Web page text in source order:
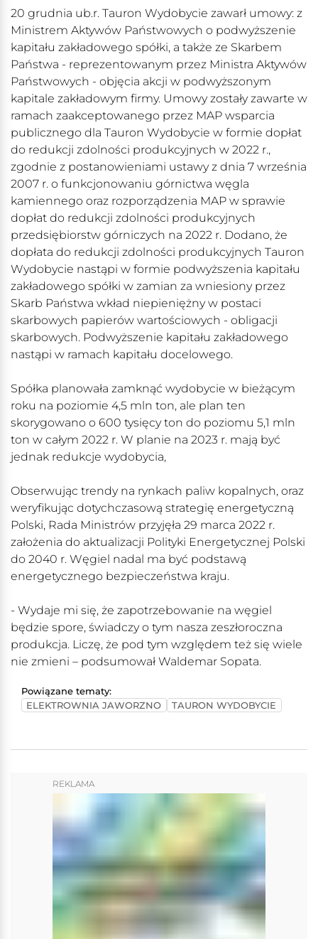
20 grudnia ub.r. Tauron Wydobycie zawarł umowy: z
Ministrem Aktywów Państwowych o podwyższenie
kapitału zakładowego spółki, a także ze Skarbem
Państwa - reprezentowanym przez Ministra Aktywów
Państwowych - objęcia akcji w podwyższonym
kapitale zakładowym firmy. Umowy zostały zawarte w
ramach zaakceptowanego przez MAP wsparcia
publicznego dla Tauron Wydobycie w formie dopłat
do redukcji zdolności produkcyjnych w 2022 r.,
zgodnie z postanowieniami ustawy z dnia 7 września
2007 r. o funkcjonowaniu górnictwa węgla
kamiennego oraz rozporządzenia MAP w sprawie
dopłat do redukcji zdolności produkcyjnych
przedsiębiorstw górniczych na 2022 r. Dodano, że
dopłata do redukcji zdolności produkcyjnych Tauron
Wydobycie nastąpi w formie podwyższenia kapitału
zakładowego spółki w zamian za wniesiony przez
Skarb Państwa wkład niepieniężny w postaci
skarbowych papierów wartościowych - obligacji
skarbowych. Podwyższenie kapitału zakładowego
nastąpi w ramach kapitału docelowego.
Spółka planowała zamknąć wydobycie w bieżącym
roku na poziomie 4,5 mln ton, ale plan ten
skorygowano o 600 tysięcy ton do poziomu 5,1 mln
ton w całym 2022 r. W planie na 2023 r. mają być
jednak redukcje wydobycia,
Obserwując trendy na rynkach paliw kopalnych, oraz
weryfikując dotychczasową strategię energetyczną
Polski, Rada Ministrów przyjęła 29 marca 2022 r.
założenia do aktualizacji Polityki Energetycznej Polski
do 2040 r. Węgiel nadal ma być podstawą
energetycznego bezpieczeństwa kraju.
- Wydaje mi się, że zapotrzebowanie na węgiel
będzie spore, świadczy o tym nasza zeszłoroczna
produkcja. Liczę, że pod tym względem też się wiele
nie zmieni – podsumował Waldemar Sopata.
Powiązane tematy:
ELEKTROWNIA JAWORZNO
TAURON WYDOBYCIE
REKLAMA